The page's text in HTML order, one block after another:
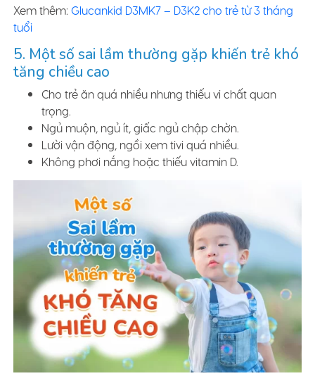
Xem thêm: Glucankid D3MK7 – D3K2 cho trẻ từ 3 tháng
tuổi
5. Một số sai lầm thường gặp khiến trẻ khó
tăng chiều cao
Cho trẻ ăn quá nhiều nhưng thiếu vi chất quan
trọng.
Ngủ muộn, ngủ ít, giấc ngủ chập chờn.
Lười vận động, ngồi xem tivi quá nhiều.
Không phơi nắng hoặc thiếu vitamin D.